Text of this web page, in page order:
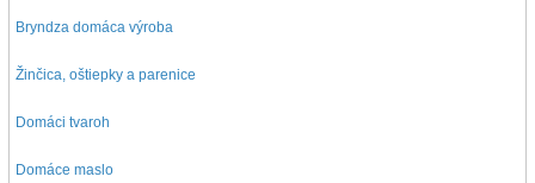
Bryndza domáca výroba
Žinčica, oštiepky a parenice
Domáci tvaroh
Domáce maslo